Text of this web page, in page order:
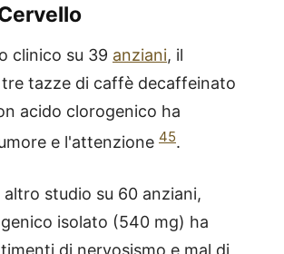
clinico su 39 anziani, il
tazze di caffè decaffeinato
acido clorogenico ha
e l'attenzione 45.
altro studio su 60 anziani,
isolato (540 mg) ha
di nervosismo e mal di